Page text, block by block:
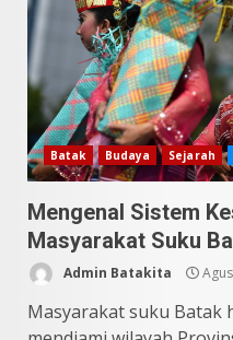
Batak Budaya Sejarah
Mengenal Sistem
Masyarakat Suku
Admin Batakita
Masyarakat suku Batak
Sering
Mei 25,
6
Pesona
Tradisi
Mei 4,
7
Up
April 23,